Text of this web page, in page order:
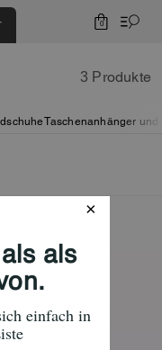
0
3 Produkte
Taschenanhänger